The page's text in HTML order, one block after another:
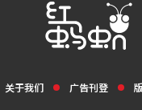
关于我们 广告刊登